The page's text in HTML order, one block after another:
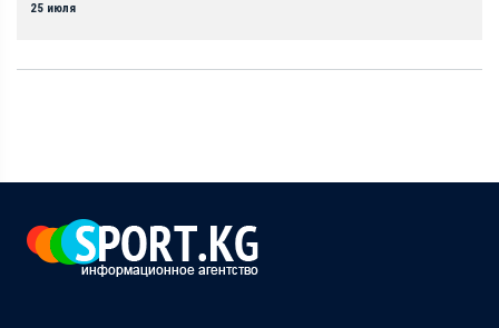
25 июля